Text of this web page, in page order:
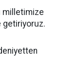
milletimize
getiriyoruz.